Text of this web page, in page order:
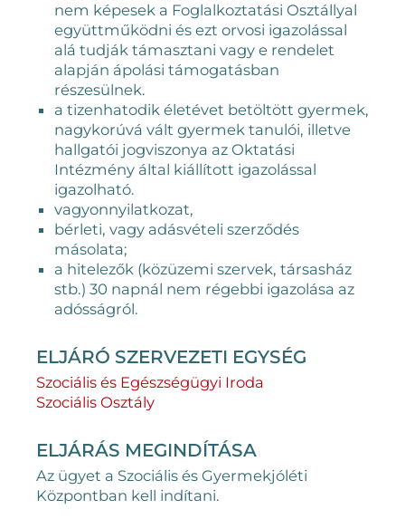
nem képesek a Foglalkoztatási Osztállyal
együttműködni és ezt orvosi igazolással
alá tudják támasztani vagy e rendelet
alapján ápolási támogatásban
részesülnek.
a tizenhatodik életévet betöltött gyermek,
nagykorúvá vált gyermek tanulói, illetve
hallgatói jogviszonya az Oktatási
Intézmény által kiállított igazolással
igazolható.
vagyonnyilatkozat,
bérleti, vagy adásvételi szerződés
másolata;
a hitelezők (közüzemi szervek, társasház
stb.) 30 napnál nem régebbi igazolása az
adósságról.
ELJÁRÓ SZERVEZETI EGYSÉG
Szociális és Egészségügyi Iroda
Szociális Osztály
ELJÁRÁS MEGINDÍTÁSA
Az ügyet a Szociális és Gyermekjóléti
Központban kell indítani.